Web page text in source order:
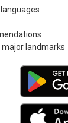
landmarks